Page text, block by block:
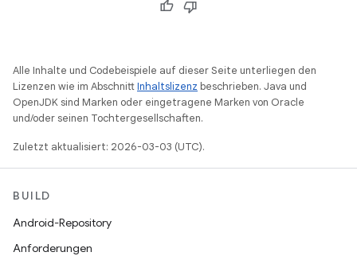
Alle Inhalte und Codebeispiele auf dieser Seite unterliegen den
Lizenzen wie im AbschnittInhaltslizenz beschrieben. Java und
OpenJDK sind Marken oder eingetragene Marken von Oracle
und/oder seinen Tochtergesellschaften.
Zuletzt aktualisiert: 2026-03-03 (UTC).
BUILD
Android-Repository
Anforderungen